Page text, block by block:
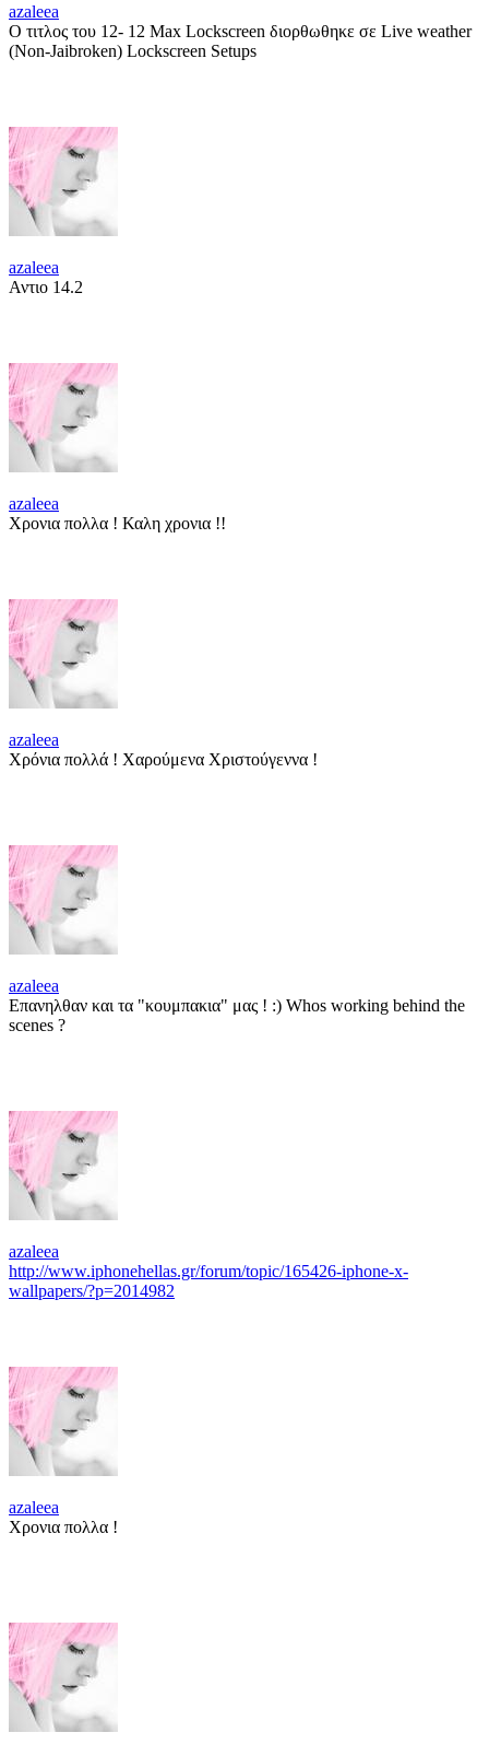
azaleea
Ο τιτλος του 12- 12 Max Lockscreen διορθωθηκε σε Live weather
(Non-Jaibroken) Lockscreen Setups
azaleea
Αντιο 14.2
azaleea
Χρονια πολλα ! Καλη χρονια !!
azaleea
Χρόνια πολλά ! Χαρούμενα Χριστούγεννα !
azaleea
Επανηλθαν και τα "κουμπακια" μας ! :) Whos working behind the
scenes ?
azaleea
http://www.iphonehellas.gr/forum/topic/165426-iphone-x-
wallpapers/?p=2014982
azaleea
Χρονια πολλα !